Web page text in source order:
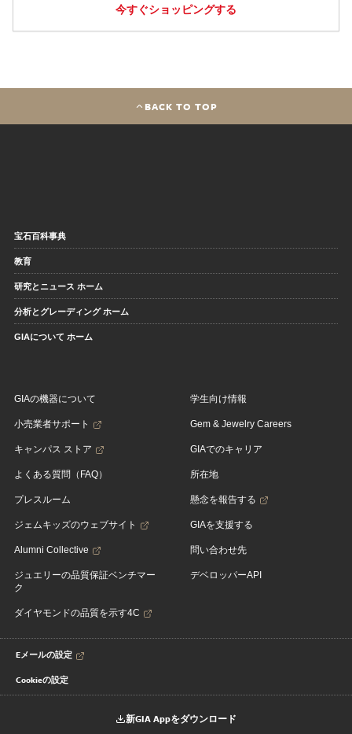
今すぐショッピングする
BACK TO TOP
宝石百科事典
教育
研究とニュース ホーム
分析とグレーディング ホーム
GIAについて ホーム
GIAの機器について
小売業者サポート
キャンパス ストア
よくある質問（FAQ）
プレスルーム
ジェムキッズのウェブサイト
Alumni Collective
ジュエリーの品質保証ベンチマー
ク
ダイヤモンドの品質を示す4C
学生向け情報
Gem & Jewelry Careers
GIAでのキャリア
所在地
懸念を報告する
GIAを支援する
問い合わせ先
デベロッパーAPI
Eメールの設定
Cookieの設定
新GIA Appをダウンロード